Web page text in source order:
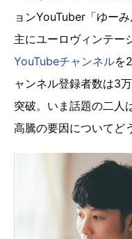
ョンYouTuber「ゆー
主にユーロヴィンテー
YouTubeチャンネルを
ャンネル登録者数は3
突破。いま話題の二人
高騰の要因についてど